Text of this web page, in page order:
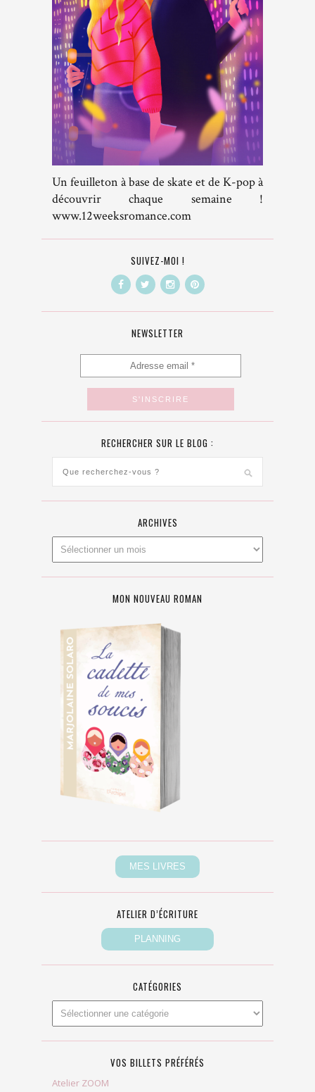
Un feuilleton à base de skate et de K-pop à
découvrir chaque semaine !
www.12weeksromance.com
SUIVEZ-MOI !
NEWSLETTER
RECHERCHER SUR LE BLOG :
ARCHIVES
MON NOUVEAU ROMAN
ATELIER D’ÉCRITURE
CATÉGORIES
VOS BILLETS PRÉFÉRÉS
Atelier ZOOM